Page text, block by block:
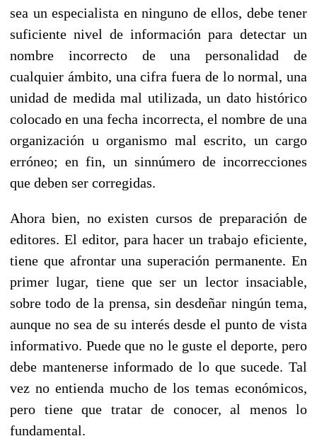
sea un especialista en ninguno de ellos, debe tener
suficiente nivel de información para detectar un
nombre incorrecto de una personalidad de
cualquier ámbito, una cifra fuera de lo normal, una
unidad de medida mal utilizada, un dato histórico
colocado en una fecha incorrecta, el nombre de una
organización u organismo mal escrito, un cargo
erróneo; en fin, un sinnúmero de incorrecciones
que deben ser corregidas.
Ahora bien, no existen cursos de preparación de
editores. El editor, para hacer un trabajo eficiente,
tiene que afrontar una superación permanente. En
primer lugar, tiene que ser un lector insaciable,
sobre todo de la prensa, sin desdeñar ningún tema,
aunque no sea de su interés desde el punto de vista
informativo. Puede que no le guste el deporte, pero
debe mantenerse informado de lo que sucede. Tal
vez no entienda mucho de los temas económicos,
pero tiene que tratar de conocer, al menos lo
fundamental.